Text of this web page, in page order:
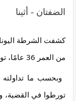
الضفتان - أثينا
من العمر 36 عامًا، توفي إثر تعرضه للضرب المبرح في نهاية أبريل في منطقة نيا ماكري.